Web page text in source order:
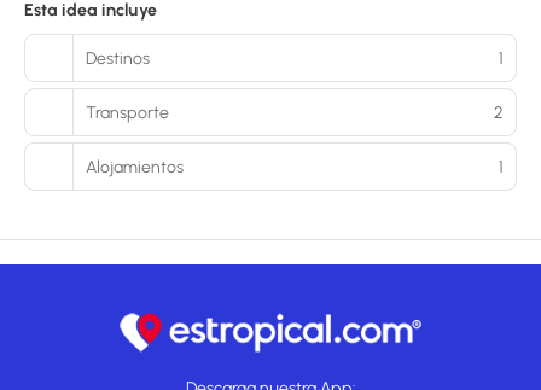
Esta idea incluye
Destinos 1
Transporte 2
Alojamientos 1